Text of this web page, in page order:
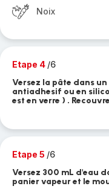
Noix
Etape 4 /6
Versez la pâte dans
antiadhesif ou en
est en verre ) .
Etape 5 /6
Versez 300 mL d'eau
panier vapeur et le